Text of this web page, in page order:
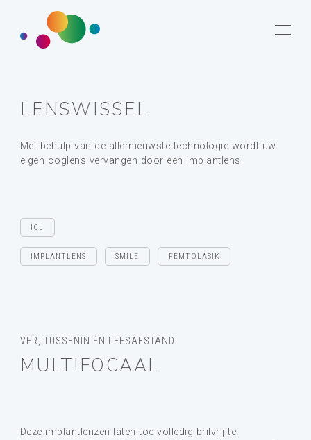
LENSWISSEL
Met behulp van de allernieuwste technologie wordt uw
eigen ooglens vervangen door een implantlens
ICL
IMPLANTLENS SMILE FEMTOLASIK
VER, TUSSENIN ÉN LEESAFSTAND
MULTIFOCAAL
Deze implantlenzen laten toe volledig brilvrij te